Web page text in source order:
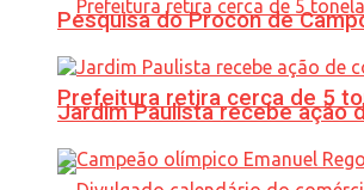
Prefeitura retira cerca de 5
Pesquisa do Procon de
Jardim Paulista recebe ação